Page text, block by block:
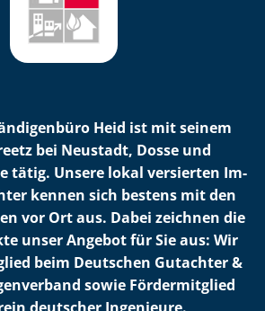
Heid ist mit seinem
bei Neustadt, Dosse und
tätig. Unsere lokal versierten Im­
kennen sich bestens mit den
vor Ort aus. Dabei zeichnen die
unser Angebot für Sie aus: Wir
beim Deutschen Gutachter &
sowie Fördermitglied